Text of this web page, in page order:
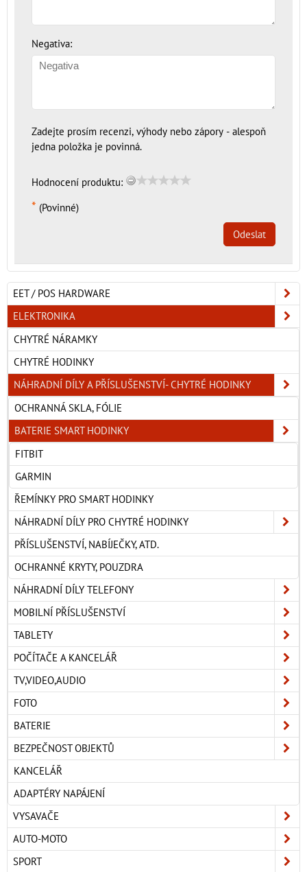
Negativa:
Zadejte prosím recenzi, výhody nebo zápory - alespoň
jedna položka je povinná.
Hodnocení produktu:
* (Povinné)
Odeslat
EET / POS HARDWARE
ELEKTRONIKA
CHYTRÉ NÁRAMKY
CHYTRÉ HODINKY
NÁHRADNÍ DÍLY A PŘÍSLUŠENSTVÍ- CHYTRÉ HODINKY
OCHRANNÁ SKLA, FÓLIE
BATERIE SMART HODINKY
FITBIT
GARMIN
ŘEMÍNKY PRO SMART HODINKY
NÁHRADNÍ DÍLY PRO CHYTRÉ HODINKY
PŘÍSLUŠENSTVÍ, NABÍJEČKY, ATD.
OCHRANNÉ KRYTY, POUZDRA
NÁHRADNÍ DÍLY TELEFONY
MOBILNÍ PŘÍSLUŠENSTVÍ
TABLETY
POČÍTAČE A KANCELÁŘ
TV,VIDEO,AUDIO
FOTO
BATERIE
BEZPEČNOST OBJEKTŮ
KANCELÁŘ
ADAPTÉRY NAPÁJENÍ
VYSAVAČE
AUTO-MOTO
SPORT